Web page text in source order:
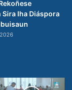
Iha Diáspora